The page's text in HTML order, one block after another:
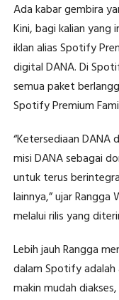
Ada kabar gembira
Kini, bagi kalian
iklan alias Spotify
digital DANA. Di
semua paket
Spotify Premium
“Ketersediaan
misi DANA sebagai
untuk terus
lainnya,” ujar
melalui rilis yang
Lebih jauh Rangga
dalam Spotify
makin mudah